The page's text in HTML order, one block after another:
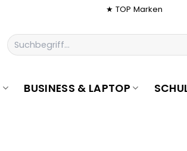
★ TOP Marken
Suchen
nach:
BUSINESS & LAPTOP